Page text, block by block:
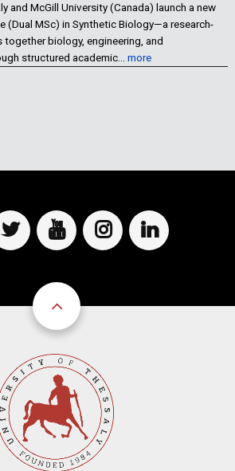
and McGill University (Canada) launch a new
(Dual MSc) in Synthetic Biology—a research-
biology, engineering, and
structured academic… more